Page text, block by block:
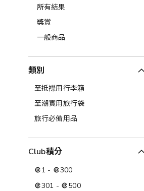
所有結果
獎賞
一般商品
類別
至抵襟用行李箱
至潮實用旅行袋
旅行必備用品
Club積分
1 -
300
301 -
500